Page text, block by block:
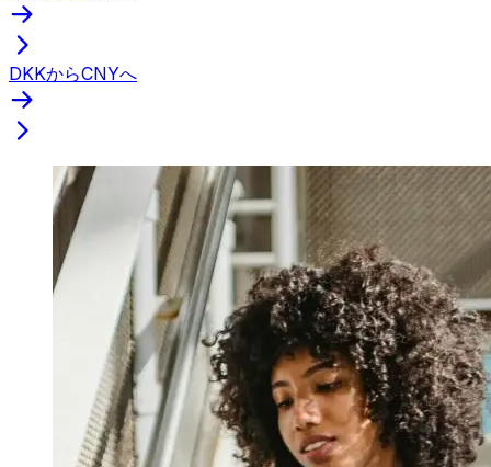
DKKからCNYへ